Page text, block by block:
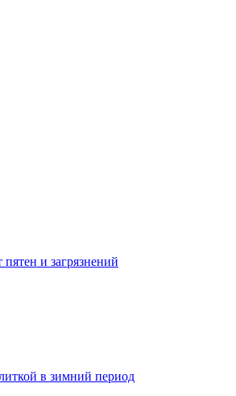
и загрязнений
в зимний период